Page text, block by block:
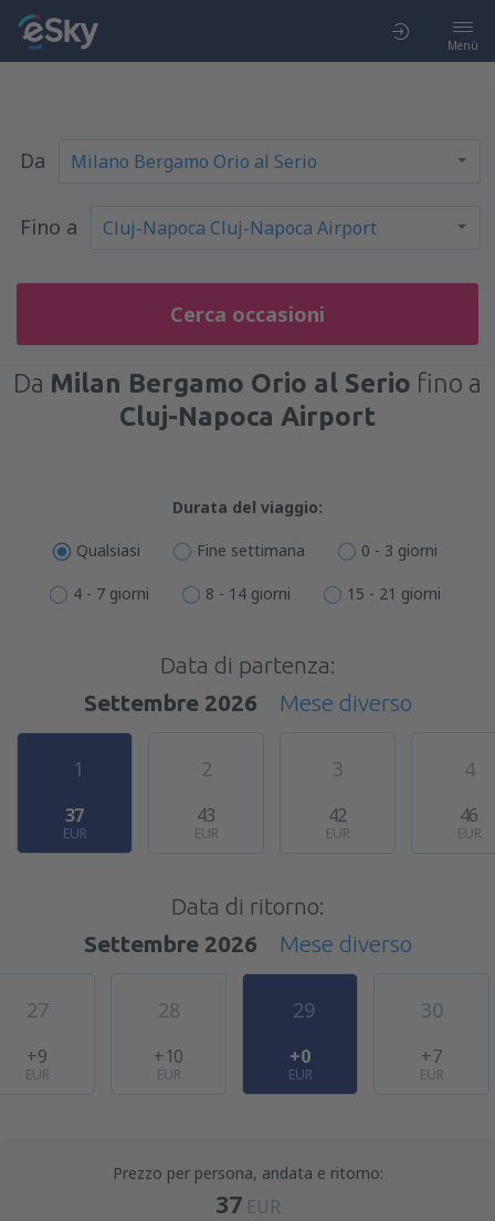
Menù
Da
Fino a
Cerca occasioni
Da Milan Bergamo Orio al Serio fino a
Cluj-Napoca Airport
Durata del viaggio:
Qualsiasi Fine settimana 0 - 3 giorni
4 - 7 giorni 8 - 14 giorni 15 - 21 giorni
Data di partenza:
Settembre 2026
Mese diverso
1
37
EUR
2
43
EUR
3
42
EUR
4
46
EUR
Data di ritorno:
Settembre 2026
Mese diverso
27
+9
EUR
28
+10
EUR
29
+0
EUR
30
+7
EUR
Prezzo per persona, andata e ritorno:
37 EUR